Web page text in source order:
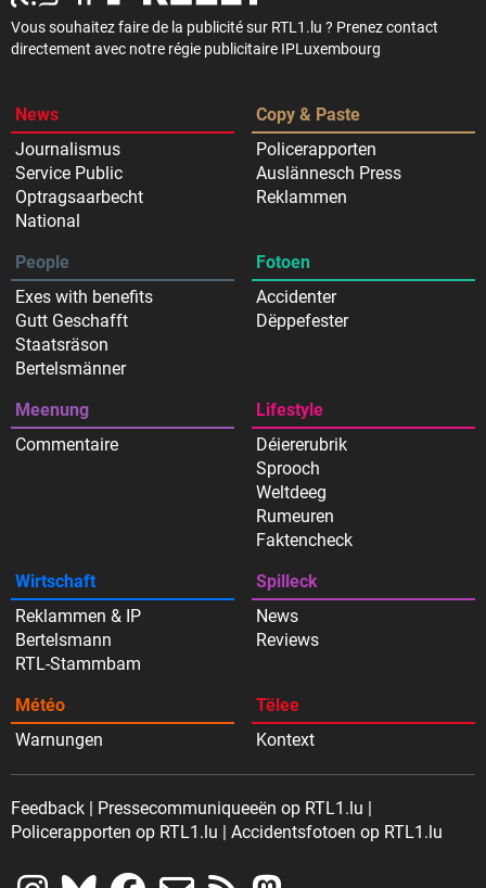
Vous souhaitez faire de la publicité sur RTL1.lu ? Prenez contact
directement avec notre régie publicitaire IPLuxembourg
News
Journalismus
Service Public
Optragsaarbecht
National
Copy & Paste
Policerapporten
Auslännesch Press
Reklammen
People
Exes with benefits
Gutt Geschafft
Staatsräson
Bertelsmänner
Fotoen
Accidenter
Dëppefester
Meenung
Commentaire
Lifestyle
Déiererubrik
Sprooch
Weltdeeg
Rumeuren
Faktencheck
Wirtschaft
Reklammen & IP
Bertelsmann
RTL-Stammbam
Spilleck
News
Reviews
Météo
Warnungen
Tëlee
Kontext
Feedback
Pressecommuniqueeën op RTL1.lu
Policerapporten op RTL1.lu
Accidentsfotoen op RTL1.lu